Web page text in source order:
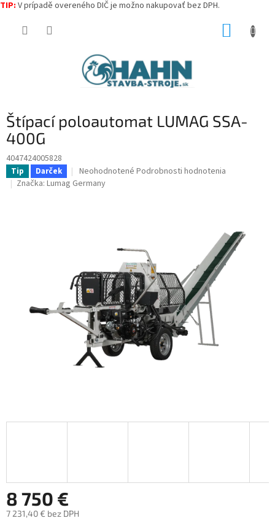
TIP: V prípadě overeného DIČ je možno nakupovať bez DPH.
Štípací poloautomat LUMAG SSA-
400G
4047424005828
Tip Darček
Priemerné
hodnotenie
hviezdičiek.
Neohodnotené Podrobnosti hodnotenia
Značka: Lumag Germany
8 750 €
7 231,40 € bez DPH